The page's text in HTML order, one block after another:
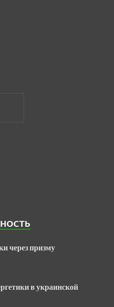
через призму
в украинской